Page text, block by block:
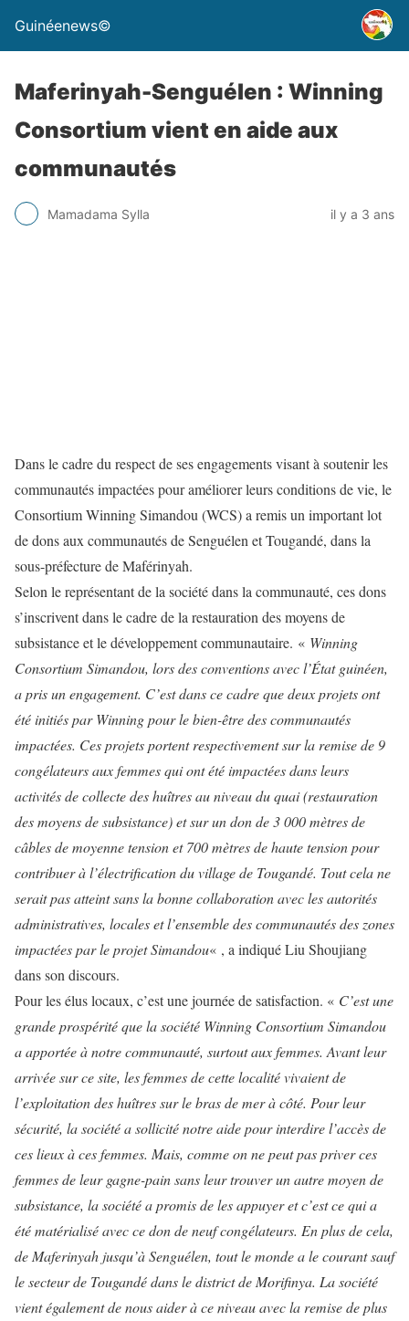
Guinéenews©
Maferinyah-Senguélen : Winning
Consortium vient en aide aux
communautés
Mamadama Sylla il y a 3 ans
Dans le cadre du respect de ses engagements visant à soutenir les
communautés impactées pour améliorer leurs conditions de vie, le
Consortium Winning Simandou (WCS) a remis un important lot
de dons aux communautés de Senguélen et Tougandé, dans la
sous-préfecture de Maférinyah.
Selon le représentant de la société dans la communauté, ces dons
s’inscrivent dans le cadre de la restauration des moyens de
subsistance et le développement communautaire. « Winning
Consortium Simandou, lors des conventions avec l’État guinéen,
a pris un engagement. C’est dans ce cadre que deux projets ont
été initiés par Winning pour le bien-être des communautés
impactées. Ces projets portent respectivement sur la remise de 9
congélateurs aux femmes qui ont été impactées dans leurs
activités de collecte des huîtres au niveau du quai (restauration
des moyens de subsistance) et sur un don de 3 000 mètres de
câbles de moyenne tension et 700 mètres de haute tension pour
contribuer à l’électrification du village de Tougandé. Tout cela ne
serait pas atteint sans la bonne collaboration avec les autorités
administratives, locales et l’ensemble des communautés des zones
impactées par le projet Simandou« , a indiqué Liu Shoujiang
dans son discours.
Pour les élus locaux, c’est une journée de satisfaction. « C’est une
grande prospérité que la société Winning Consortium Simandou
a apportée à notre communauté, surtout aux femmes. Avant leur
arrivée sur ce site, les femmes de cette localité vivaient de
l’exploitation des huîtres sur le bras de mer à côté. Pour leur
sécurité, la société a sollicité notre aide pour interdire l’accès de
ces lieux à ces femmes. Mais, comme on ne peut pas priver ces
femmes de leur gagne-pain sans leur trouver un autre moyen de
subsistance, la société a promis de les appuyer et c’est ce qui a
été matérialisé avec ce don de neuf congélateurs. En plus de cela,
de Maferinyah jusqu’à Senguélen, tout le monde a le courant sauf
le secteur de Tougandé dans le district de Morifinya. La société
vient également de nous aider à ce niveau avec la remise de plus